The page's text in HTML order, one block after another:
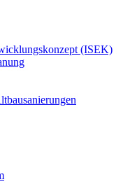
(ISEK)